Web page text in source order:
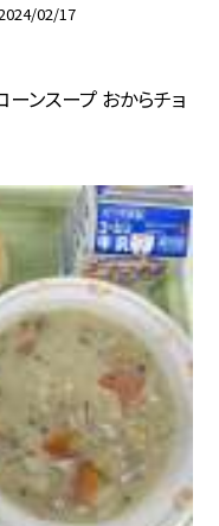
02/17
ンスープ おからチョ